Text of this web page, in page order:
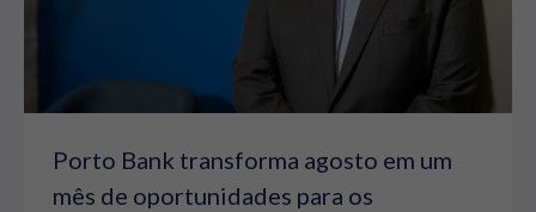
Porto Bank transforma agosto em um
mês de oportunidades para os